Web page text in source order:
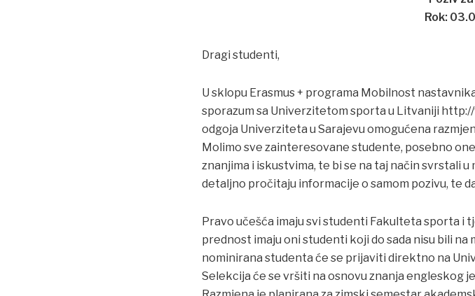
Rok:
Dragi studenti,
U sklopu Erasmus + programa Mobilnost
sporazum sa Univerzitetom sporta u Litvaniji
odgoja Univerziteta u Sarajevu omogućena
Molimo sve zainteresovane studente, posebno
znanjima i iskustvima, te bi se na taj način svrstali
detaljno pročitaju informacije o samom pozivu, te
Pravo učešća imaju svi studenti Fakulteta sporta i
prednost imaju oni studenti koji do sada nisu bili
nominirana studenta će se prijaviti direktno na
Selekcija će se vršiti na osnovu znanja engleskog